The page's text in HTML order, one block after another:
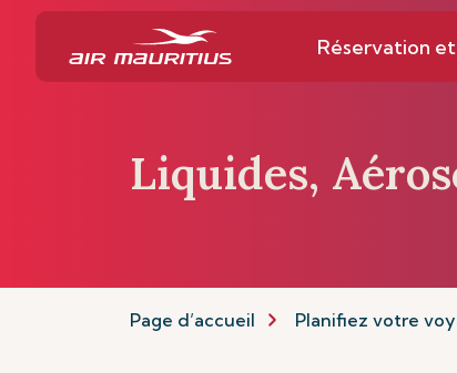
Réservation
Liquides,
Page d’accueil Planifiez votre